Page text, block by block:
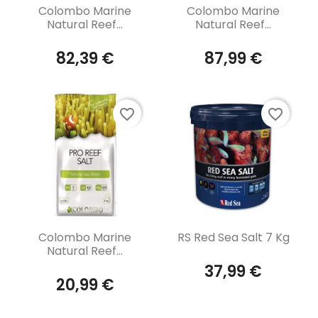
Aperçu rapide
Colombo Marine
Natural Reef...
82,39 €
Aperçu rapide
Colombo Marine
Natural Reef...
87,99 €
Aperçu rapide
Colombo Marine
Natural Reef...
20,99 €
favorite_border
Aperçu rapide
RS Red Sea Salt 7 Kg
37,99 €
favorite_border